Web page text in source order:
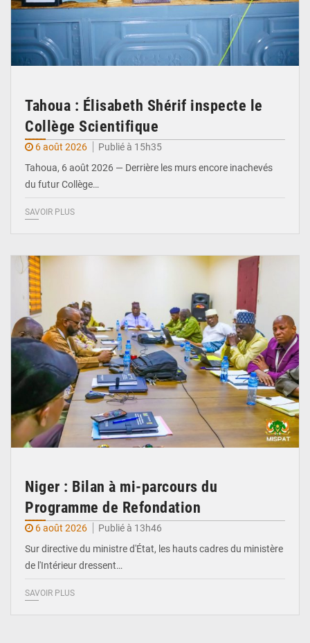
Tahoua : Élisabeth Shérif inspecte le
Collège Scientifique
6 août 2026
Publié à 15h35
Tahoua, 6 août 2026 — Derrière les murs encore inachevés
du futur Collège…
SAVOIR PLUS
Niger : Bilan à mi-parcours du
Programme de Refondation
6 août 2026
Publié à 13h46
Sur directive du ministre d'État, les hauts cadres du ministère
de l'Intérieur dressent…
SAVOIR PLUS